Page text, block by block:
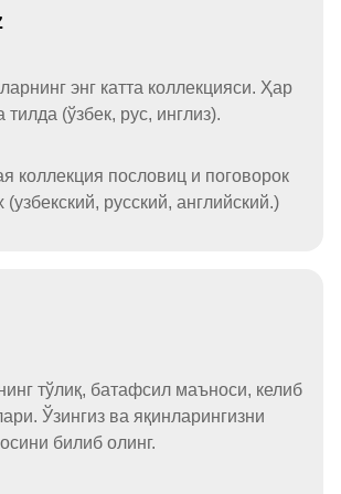
энг катта коллекцияси. Ҳар
тилда (ўзбек, рус, инглиз).
коллекция пословиц и поговорок
(узбекский, русский, английский.)
тўлиқ, батафсил маъноси, келиб
Ўзингиз ва яқинларингизни
билиб олинг.